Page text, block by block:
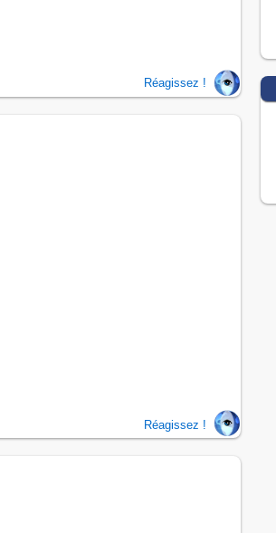
Réagissez !
Réagissez !